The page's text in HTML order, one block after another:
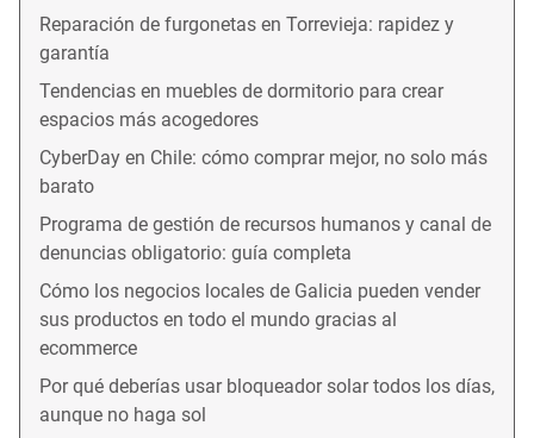
Reparación de furgonetas en Torrevieja: rapidez y
garantía
Tendencias en muebles de dormitorio para crear
espacios más acogedores
CyberDay en Chile: cómo comprar mejor, no solo más
barato
Programa de gestión de recursos humanos y canal de
denuncias obligatorio: guía completa
Cómo los negocios locales de Galicia pueden vender
sus productos en todo el mundo gracias al
ecommerce
Por qué deberías usar bloqueador solar todos los días,
aunque no haga sol